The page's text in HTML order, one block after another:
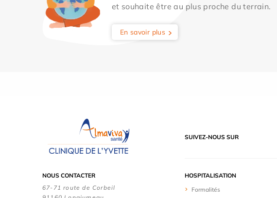
et souhaite être au plus proche du terrain.
En savoir plus
SUIVEZ-NOUS SUR
NOUS CONTACTER
67-71 route de Corbeil
HOSPITALISATION
Formalités